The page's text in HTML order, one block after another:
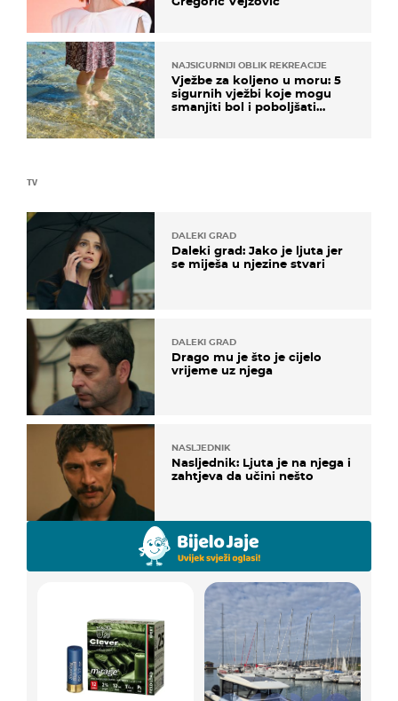
TV
DALEKI GRAD
Daleki grad: Jako je ljuta jer
se miješa u njezine stvari
DALEKI GRAD
Drago mu je što je cijelo
vrijeme uz njega
NASLJEDNIK
Nasljednik: Ljuta je na njega i
zahtjeva da učini nešto
NAJSIGURNIJI OBLIK REKREACIJE
Vježbe za koljeno u moru: 5
sigurnih vježbi koje mogu
smanjiti bol i poboljšati